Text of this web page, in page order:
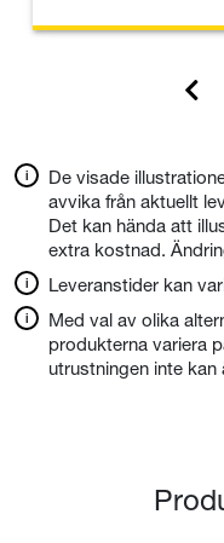
De visade
avvika från aktuellt
Det kan hända att
extra kostnad.
Leveranstider kan
Med val av olika
produkterna variera
utrustningen inte kan